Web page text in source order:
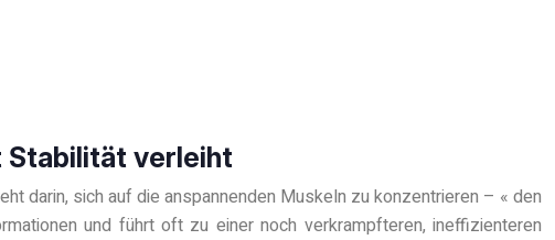
Stabilität verleiht
darin, sich auf die anspannenden Muskeln zu konzentrieren – « den
und führt oft zu einer noch verkrampfteren, ineffizienteren